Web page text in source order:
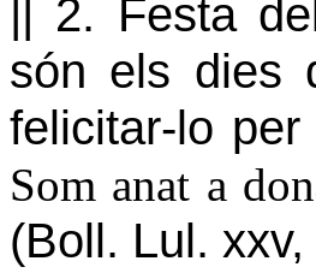
|| 2. Festa
són els dies
felicitar-lo
Som anat a
(Boll. Lul. xxv,